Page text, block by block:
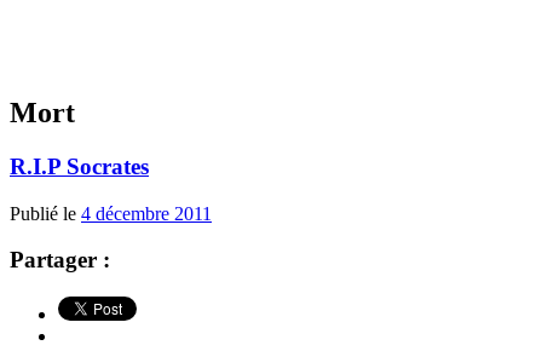
Mort
R.I.P Socrates
Publié le 4 décembre 2011
Partager :